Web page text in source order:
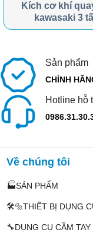
Kích cơ khí
kawasaki 3
Sản phẩm
CHÍNH
Hotline hỗ
Về chúng tôi
🏭SẢN PHẨM
🛠️🔩THIẾT BỊ DỤNG
🔧DỤNG CỤ CẦM TAY